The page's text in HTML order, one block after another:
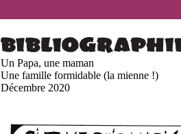
Un Papa, une maman
Une famille formidable (la mienne !)
Décembre 2020